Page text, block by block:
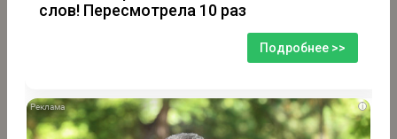
слов! Пересмотрела 10 раз
Подробнее >>
i